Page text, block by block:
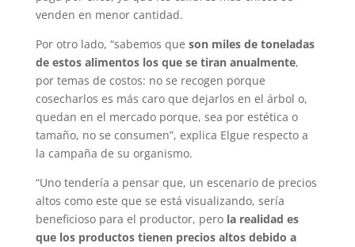
venden en menor cantidad.
Por otro lado, “sabemos que son miles de toneladas
de estos alimentos los que se tiran anualmente,
por temas de costos: no se recogen porque
cosecharlos es más caro que dejarlos en el árbol o,
quedan en el mercado porque, sea por estética o
tamaño, no se consumen”, explica Elgue respecto a
la campaña de su organismo.
“Uno tendería a pensar que, un escenario de precios
altos como este que se está visualizando, sería
beneficioso para el productor, pero la realidad es
que los productos tienen precios altos debido a